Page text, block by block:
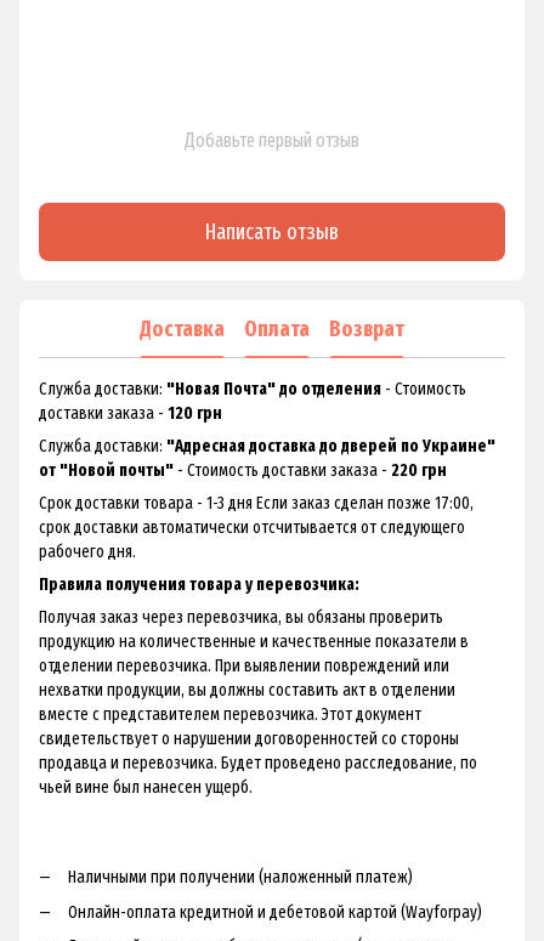
Добавьте первый отзыв
Написать отзыв
Доставка Оплата Возврат
Служба доставки: "Новая Почта" до отделения - Стоимость
доставки заказа - 120 грн
Служба доставки: "Адресная доставка до дверей по Украине"
от "Новой почты" - Стоимость доставки заказа - 220 грн
Срок доставки товара - 1-3 дня Если заказ сделан позже 17:00,
срок доставки автоматически отсчитывается от следующего
рабочего дня.
Правила получения товара у перевозчика:
Получая заказ через перевозчика, вы обязаны проверить
продукцию на количественные и качественные показатели в
отделении перевозчика. При выявлении повреждений или
нехватки продукции, вы должны составить акт в отделении
вместе с представителем перевозчика. Этот документ
свидетельствует о нарушении договоренностей со стороны
продавца и перевозчика. Будет проведено расследование, по
чьей вине был нанесен ущерб.
Наличными при получении (наложенный платеж)
Онлайн-оплата кредитной и дебетовой картой (Wayforpay)